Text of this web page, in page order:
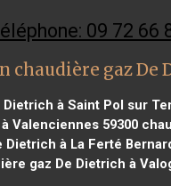
09 72 66
chaudière gaz De
à Saint Pol sur
Valenciennes 59300
Dietrich à La Ferté
gaz De Dietrich à